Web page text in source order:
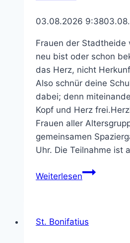
03.08.2026 9:38
Frauen der Stadtheide
neu bist oder schon
das Herz, nicht
Also schnür deine
dabei; denn
Kopf und Herz
Frauen aller
gemeinsamen
Uhr. Die Teilnahme ist
WeiterlesenREDEN
NEUES
St. Bonifatius